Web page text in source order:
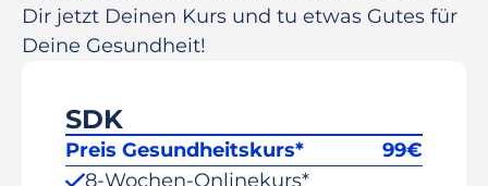
Dir jetzt Deinen Kurs und tu etwas Gutes für
Deine Gesundheit!
SDK
Preis Gesundheitskurs* 99€
8-Wochen-Onlinekurs*